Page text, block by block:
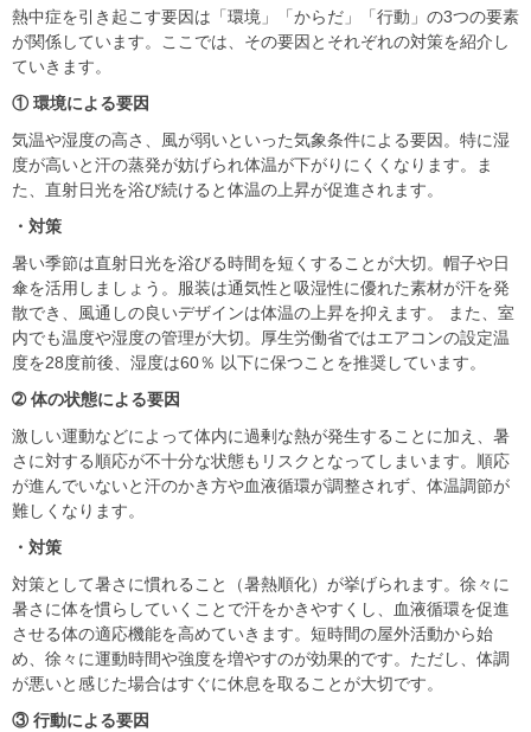
熱中症を引き起こす要因は「環境」「からだ」「行動」の3つの要素
が関係しています。ここでは、その要因とそれぞれの対策を紹介し
ていきます。
① 環境による要因
気温や湿度の高さ、風が弱いといった気象条件による要因。特に湿
度が高いと汗の蒸発が妨げられ体温が下がりにくくなります。ま
た、直射日光を浴び続けると体温の上昇が促進されます。
・対策
暑い季節は直射日光を浴びる時間を短くすることが大切。帽子や日
傘を活用しましょう。服装は通気性と吸湿性に優れた素材が汗を発
散でき、風通しの良いデザインは体温の上昇を抑えます。 また、室
内でも温度や湿度の管理が大切。厚生労働省ではエアコンの設定温
度を28度前後、湿度は60％ 以下に保つことを推奨しています。
➁ 体の状態による要因
激しい運動などによって体内に過剰な熱が発生することに加え、暑
さに対する順応が不十分な状態もリスクとなってしまいます。順応
が進んでいないと汗のかき方や血液循環が調整されず、体温調節が
難しくなります。
・対策
対策として暑さに慣れること（暑熱順化）が挙げられます。徐々に
暑さに体を慣らしていくことで汗をかきやすくし、血液循環を促進
させる体の適応機能を高めていきます。短時間の屋外活動から始
め、徐々に運動時間や強度を増やすのが効果的です。ただし、体調
が悪いと感じた場合はすぐに休息を取ることが大切です。
③ 行動による要因